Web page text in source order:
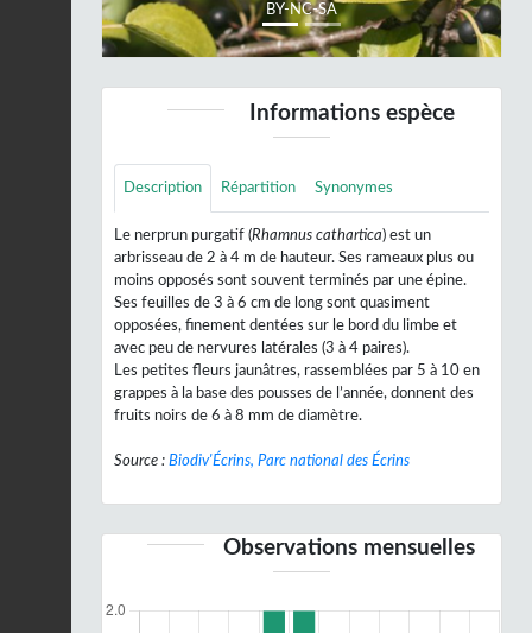
BY-NC-SA
Informations espèce
Description Répartition Synonymes
Le nerprun purgatif (Rhamnus cathartica) est un
arbrisseau de 2 à 4 m de hauteur. Ses rameaux plus ou
moins opposés sont souvent terminés par une épine.
Ses feuilles de 3 à 6 cm de long sont quasiment
opposées, finement dentées sur le bord du limbe et
avec peu de nervures latérales (3 à 4 paires).
Les petites fleurs jaunâtres, rassemblées par 5 à 10 en
grappes à la base des pousses de l’année, donnent des
fruits noirs de 6 à 8 mm de diamètre.
Source : Biodiv'Écrins, Parc national des Écrins
Observations mensuelles